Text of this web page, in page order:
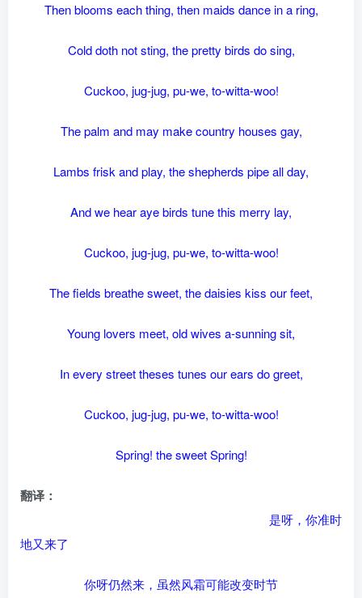
Then blooms each thing, then maids dance in a ring,
Cold doth not sting, the pretty birds do sing,
Cuckoo, jug-jug, pu-we, to-witta-woo!
The palm and may make country houses gay,
Lambs frisk and play, the shepherds pipe all day,
And we hear aye birds tune this merry lay,
Cuckoo, jug-jug, pu-we, to-witta-woo!
The fields breathe sweet, the daisies kiss our feet,
Young lovers meet, old wives a-sunning sit,
In every street theses tunes our ears do greet,
Cuckoo, jug-jug, pu-we, to-witta-woo!
Spring! the sweet Spring!
翻译：
是呀，你准时
地又来了
你呀仍然来，虽然风霜可能改变时节